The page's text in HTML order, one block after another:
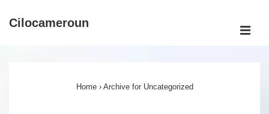
passer
Cilocameroun
Home › Archive for Uncategorized